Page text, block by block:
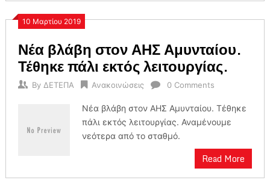
10 Μαρτίου 2019
Νέα βλάβη στον ΑΗΣ Αμυνταίου.
Τέθηκε πάλι εκτός λειτουργίας.
By ΔΕΤΕΠΑ Ανακοινώσεις 0 Comments
Νέα βλάβη στον ΑΗΣ Αμυνταίου. Τέθηκε
πάλι εκτός λειτουργίας. Αναμένουμε
νεότερα από το σταθμό.
Read More